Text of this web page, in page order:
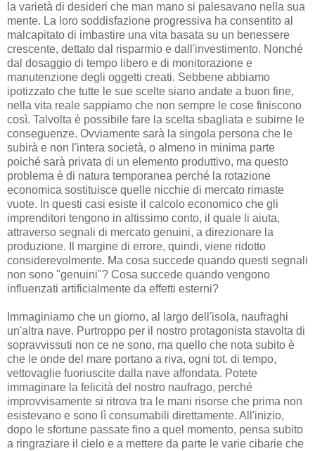
la varietà di desideri che man mano si palesavano nella sua
mente. La loro soddisfazione progressiva ha consentito al
malcapitato di imbastire una vita basata su un benessere
crescente, dettato dal risparmio e dall'investimento. Nonché
dal dosaggio di tempo libero e di monitorazione e
manutenzione degli oggetti creati. Sebbene abbiamo
ipotizzato che tutte le sue scelte siano andate a buon fine,
nella vita reale sappiamo che non sempre le cose finiscono
così. Talvolta è possibile fare la scelta sbagliata e subirne le
conseguenze. Ovviamente sarà la singola persona che le
subirà e non l'intera società, o almeno in minima parte
poiché sarà privata di un elemento produttivo, ma questo
problema è di natura temporanea perché la rotazione
economica sostituisce quelle nicchie di mercato rimaste
vuote. In questi casi esiste il calcolo economico che gli
imprenditori tengono in altissimo conto, il quale li aiuta,
attraverso segnali di mercato genuini, a direzionare la
produzione. Il margine di errore, quindi, viene ridotto
considerevolmente. Ma cosa succede quando questi segnali
non sono "genuini"? Cosa succede quando vengono
influenzati artificialmente da effetti esterni?
Immaginiamo che un giorno, al largo dell'isola, naufraghi
un'altra nave. Purtroppo per il nostro protagonista stavolta di
sopravvissuti non ce ne sono, ma quello che nota subito è
che le onde del mare portano a riva, ogni tot. di tempo,
vettovaglie fuoriuscite dalla nave affondata. Potete
immaginare la felicità del nostro naufrago, perché
improvvisamente si ritrova tra le mani risorse che prima non
esistevano e sono lì consumabili direttamente. All'inizio,
dopo le sfortune passate fino a quel momento, pensa subito
a ringraziare il cielo e a mettere da parte le varie cibarie che